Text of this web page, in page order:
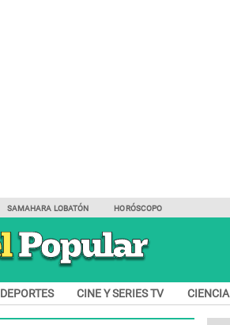
SAMAHARA LOBATÓN HORÓSCOPO
DEPORTES CINE Y SERIES TV CIENCIA